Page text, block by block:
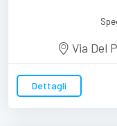
Via Del
Dettagli